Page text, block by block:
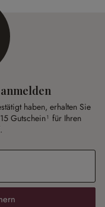
haben, erhalten Sie
Gutschein¹ für Ihren